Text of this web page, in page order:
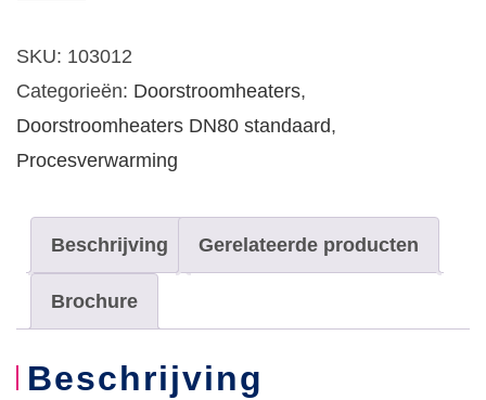
SKU: 103012
Categorieën: Doorstroomheaters,
Doorstroomheaters DN80 standaard,
Procesverwarming
Beschrijving Gerelateerde producten
Brochure
Beschrijving